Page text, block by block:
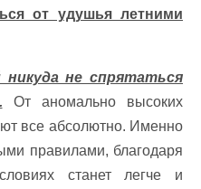
от удушья летними
не спрятаться
От аномально высоких
все абсолютно. Именно
правилами, благодаря
станет легче и